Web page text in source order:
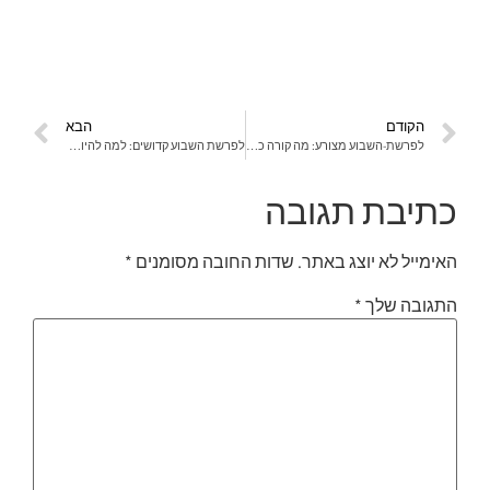
הקודם
לפרשת-השבוע מצורע: מה קורה כשהחיוניות מתה?
הבא
לפרשת השבוע קדושים: למה להיות קדושים?
כתיבת תגובה
האימייל לא יוצג באתר. שדות החובה מסומנים *
התגובה שלך*